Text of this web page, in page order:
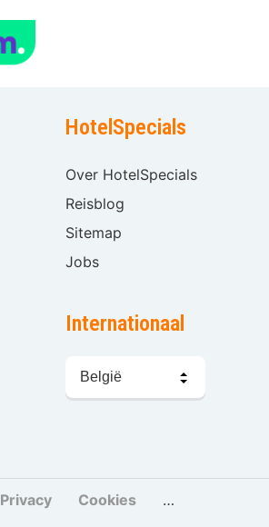
HotelSpecials
Over HotelSpecials
Reisblog
Sitemap
Jobs
Internationaal
kiezen
Privacy Cookies Cookies